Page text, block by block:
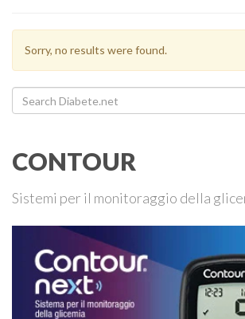
Sorry, no results were found.
Search for:
CONTOUR
Sistemi per il monitoraggio della